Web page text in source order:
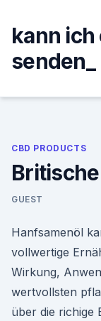
content
kann
senden_
CBD PRODUCTS
GUEST
Hanfsamenöl
vollwertige
Wirkung,
wertvollsten
über die richige